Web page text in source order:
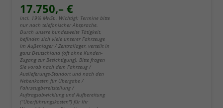
17.750,– €
incl. 19% MwSt.. Wichtig!: Termine bitte
nur nach telefonischer Absprache.
Durch unsere bundesweite Tätigkeit,
befinden sich viele unserer Fahrzeuge
im Außenlager / Zentrallager, verteilt in
ganz Deutschland (oft ohne Kunden-
Zugang zur Besichtigung). Bitte fragen
Sie vorab nach dem Fahrzeug /
Auslieferungs-Standort und nach den
Nebenkosten für Übergabe /
Fahrzeugbereitstellung /
Auftragsabwicklung und Aufbereitung
("Überführungskosten") für Ihr